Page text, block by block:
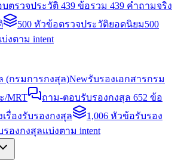
ตรวจประวัติ 439 ข้อรวม 439 คำถามจริง
500 หัวข้อตรวจประวัติยอดนิยม500
งตาม intent
(กรมการกงสุล)Newรับรองเอกสารกรม
/MRT
ถาม-ตอบรับรองกงสุล 652 ข้อ
รื่องรับรองกงสุล
1,006 หัวข้อรับรอง
รองกงสุลแบ่งตาม intent